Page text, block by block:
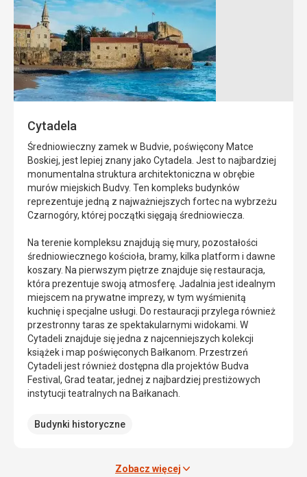
Cytadela
Średniowieczny zamek w Budvie, poświęcony Matce
Boskiej, jest lepiej znany jako Cytadela. Jest to najbardziej
monumentalna struktura architektoniczna w obrębie
murów miejskich Budvy. Ten kompleks budynków
reprezentuje jedną z najważniejszych fortec na wybrzeżu
Czarnogóry, której początki sięgają średniowiecza.
Na terenie kompleksu znajdują się mury, pozostałości
średniowiecznego kościoła, bramy, kilka platform i dawne
koszary. Na pierwszym piętrze znajduje się restauracja,
która prezentuje swoją atmosferę. Jadalnia jest idealnym
miejscem na prywatne imprezy, w tym wyśmienitą
kuchnię i specjalne usługi. Do restauracji przylega również
przestronny taras ze spektakularnymi widokami. W
Cytadeli znajduje się jedna z najcenniejszych kolekcji
książek i map poświęconych Bałkanom. Przestrzeń
Cytadeli jest również dostępna dla projektów Budva
Festival, Grad teatar, jednej z najbardziej prestiżowych
instytucji teatralnych na Bałkanach.
Budynki historyczne
Plaża
Mogren
Mogren
Beach
to
atrakcyjna
piaszczysta
Jest
dobrze
nasłoneczniona
wieje
południowy
wiatr.
osłonięta
tyłu
przez
wzgórza
Spas,
które
pokryte
gęstymi
sosnami
Składa
Baletka
Jedną
z
głównych
atrakcji
Budvy
jest
tańczącej
dziewczyny.
Posąg
znajduje
pobliżu
Starego
przy
drodze
plażę
Mogren.
Istnieje
wiele
historii
temat
jego
pochodzenia.
twierdzą,
Zobacz więcej